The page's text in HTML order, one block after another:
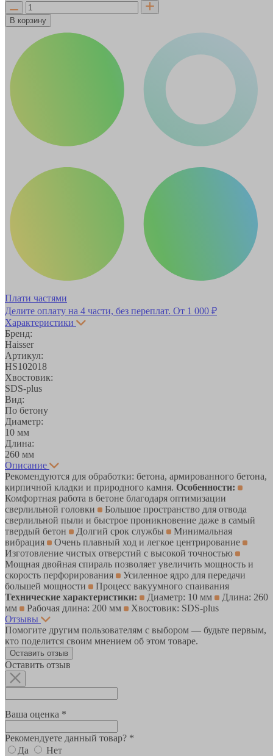
В корзину
Плати частями
Делите оплату на 4 части, без переплат. От 1 000 ₽
Характеристики
Бренд:
Haisser
Артикул:
HS102018
Хвостовик:
SDS-plus
Вид:
По бетону
Диаметр:
10 мм
Длина:
260 мм
Описание
Рекомендуются для обработки: бетона, армированного бетона,
кирпичной кладки и природного камня. Особенности:
Комфортная работа в бетоне благодаря оптимизации
сверлильной головки
Большое пространство для отвода
сверлильной пыли и быстрое проникновение даже в самый
твердый бетон
Долгий срок службы
Минимальная
вибрация
Очень плавный ход и легкое центрирование
Изготовление чистых отверстий с высокой точностью
Мощная двойная спираль позволяет увеличить мощность и
скорость перфорирования
Усиленное ядро для передачи
большей мощности
Процесс вакуумного спаивания
Технические характеристики:
Диаметр: 10 мм
Длина: 260
мм
Рабочая длина: 200 мм
Хвостовик: SDS-plus
Отзывы
Помогите другим пользователям с выбором — будьте первым,
кто поделится своим мнением об этом товаре.
Оставить отзыв
Оставить отзыв
Ваша оценка *
Рекомендуете данный товар? *
Да
Нет